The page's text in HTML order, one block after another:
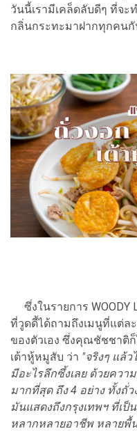
วันนี้เรามีเคล็ดลับดีๆ ที่จะ
กลิ่นกระทะมาฝากทุกคนกั
ซึ่งในรายการ WOODY
ที่วูดดี้ได้ถามถึงเมนูที่แต่ล
ของตัวเอง ซึ่งคุณชัชชาติ
เต้าหู้หมูสับ ว่า "จริงๆ แล้
มีอะไรลึกซึ้งเลย ด้วยคว
มากที่สุด ถึง 4 อย่าง ทั้งถั่
มันแสดงถึงกรุงเทพฯ ที่เป็
หลากหลายอาชีพ หลายพื้